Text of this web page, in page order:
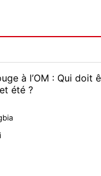
à l’OM : Qui doit
été ?